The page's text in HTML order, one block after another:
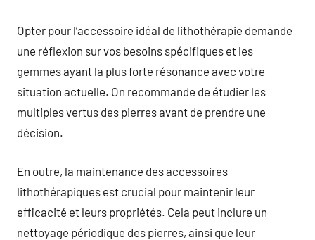
Opter pour l’accessoire idéal de lithothérapie demande
une réflexion sur vos besoins spécifiques et les
gemmes ayant la plus forte résonance avec votre
situation actuelle. On recommande de étudier les
multiples vertus des pierres avant de prendre une
décision.
En outre, la maintenance des accessoires
lithothérapiques est crucial pour maintenir leur
efficacité et leurs propriétés. Cela peut inclure un
nettoyage périodique des pierres, ainsi que leur